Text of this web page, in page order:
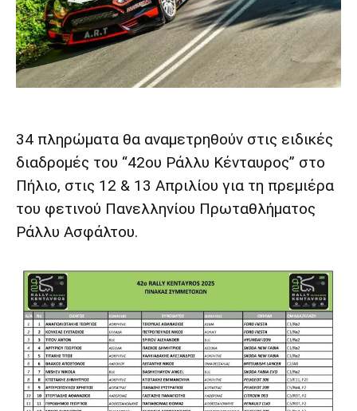
34 πληρώματα θα αναμετρηθούν στις ειδικές
διαδρομές του “42ου Ράλλυ Κένταυρος” στο
Πήλιο, στις 12 & 13 Απριλίου για τη πρεμιέρα
του φετινού Πανελληνίου Πρωταθλήματος
Ράλλυ Ασφάλτου.